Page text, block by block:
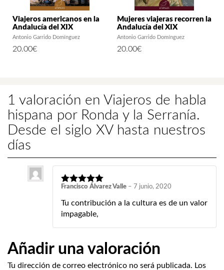
Viajeros americanos en la
Andalucía del XIX
Antonio Garrido Domínguez
20.00€
Mujeres viajeras recorren la
Andalucía del XIX
Antonio Garrido Domínguez
20.00€
1 valoración en Viajeros de habla
hispana por Ronda y la Serranía.
Desde el siglo XV hasta nuestros
días
Francisco Álvarez Valle – 7 junio, 2020
Tu contribución a la cultura es de un valor
impagable,
Añadir una valoración
Tu dirección de correo electrónico no será publicada. Los